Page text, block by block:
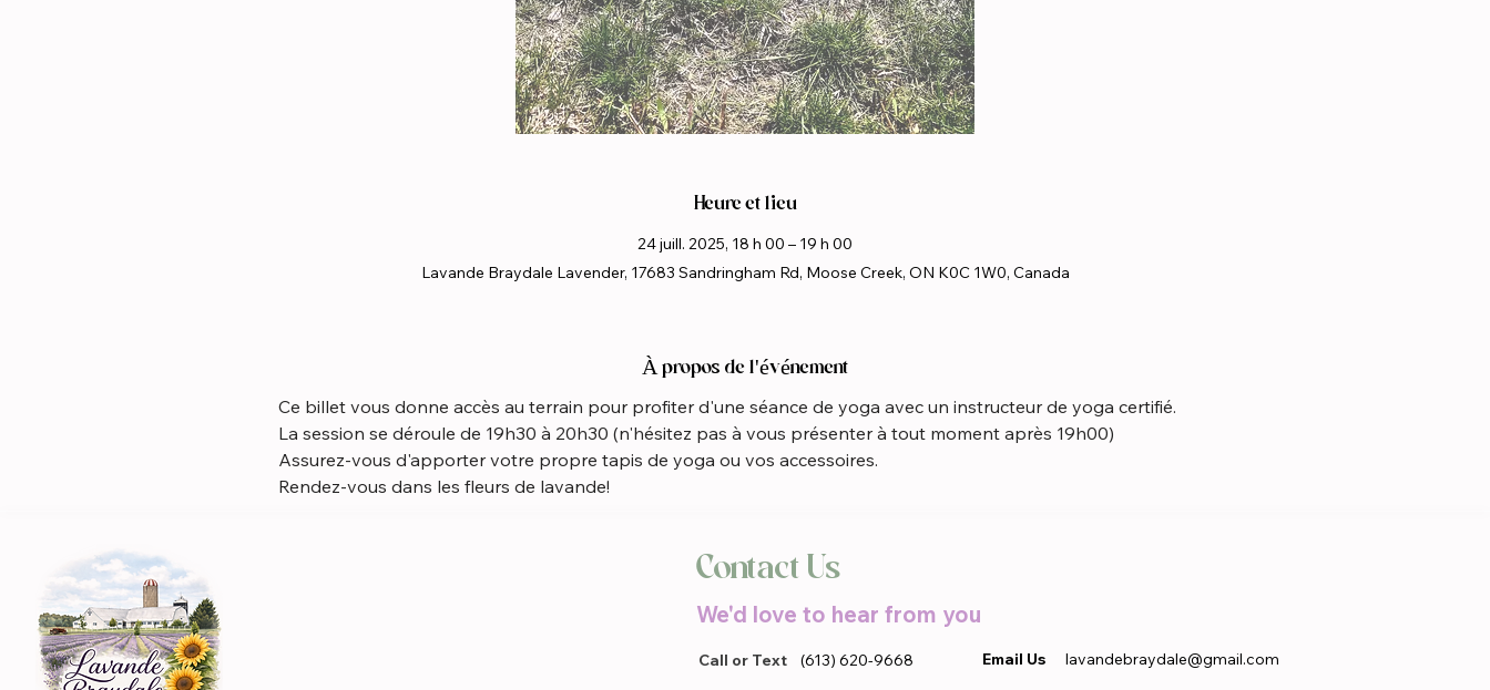
Heure et lieu
24 juill. 2025, 18 h 00 – 19 h 00
Lavande Braydale Lavender, 17683 Sandringham Rd, Moose Creek, ON K0C 1W0, Canada
À propos de l'événement
Ce billet vous donne accès au terrain pour profiter d'une séance de yoga avec un instructeur de yoga certifié.
La session se déroule de 19h30 à 20h30 (n'hésitez pas à vous présenter à tout moment après 19h00)
Assurez-vous d'apporter votre propre tapis de yoga ou vos accessoires.
Rendez-vous dans les fleurs de lavande!
Contact Us
We'd love to hear from you
Call or Text (613) 620-9668 Email Us lavandebraydale@gmail.com